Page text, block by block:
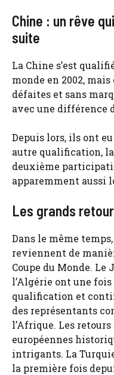
Chine : un rêve
suite
La Chine s’est
monde en 2002,
défaites et sans
avec une différence
Depuis lors, ils ont
autre qualification,
deuxième
apparemment aussi
Les grands
Dans le même
reviennent de
Coupe du Monde. Le
l’Algérie ont une
qualification et
des représentants
l’Afrique. Les
européennes
intrigants. La
la première fois